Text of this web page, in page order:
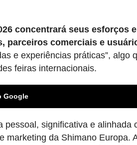
concentrará seus esforços
parceiros comerciais e
e experiências práticas”, algo
feiras internacionais.
Google
pessoal, significativa e alinhada
marketing da Shimano Europa.